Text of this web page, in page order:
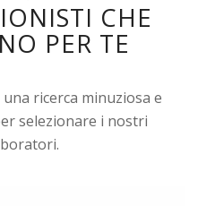
CHE
PER TE
una ricerca minuziosa e
selezionare i nostri